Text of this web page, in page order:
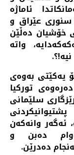
ئاماژە
عێراق و
خۆشیان دەڵێن
واتە
یەکێتی بەوەی
تورکیا
سلێمانی
ئەگەر وانەکەن
دەبن و
دەدرێن.